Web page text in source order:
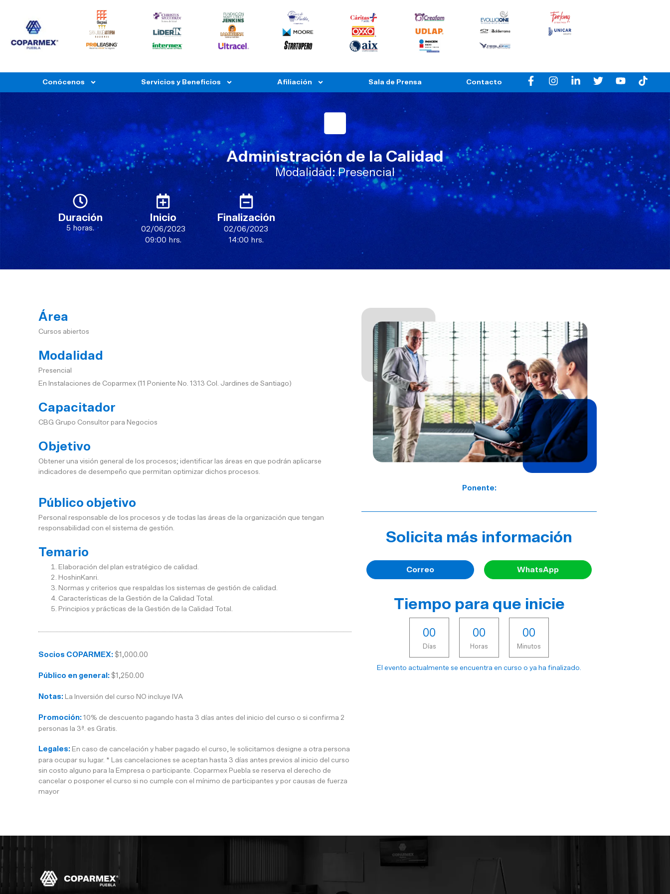
Conócenos Servicios y Beneficios Afiliación Sala de Prensa Contacto
Administración de la Calidad
Modalidad: Presencial
Duración
5 horas.
Inicio
02/06/2023
09:00 hrs.
Finalización
02/06/2023
14:00 hrs.
Área
Cursos abiertos
Modalidad
Presencial
En Instalaciones de Coparmex (11 Poniente No. 1313 Col. Jardines de Santiago)
Capacitador
CBG Grupo Consultor para Negocios
Objetivo
Obtener una visión general de los procesos; identificar las áreas en que podrán aplicarse
indicadores de desempeño que permitan optimizar dichos procesos.
Público objetivo
Personal responsable de los procesos y de todas las áreas de la organización que tengan
responsabilidad con el sistema de gestión.
Temario
Elaboración del plan estratégico de calidad.
HoshinKanri.
Normas y criterios que respaldas los sistemas de gestión de calidad.
Características de la Gestión de la Calidad Total.
Principios y prácticas de la Gestión de la Calidad Total.
Socios COPARMEX: $1,000.00
Público en general: $1,250.00
Notas: La Inversión del curso NO incluye IVA
Promoción: 10% de descuento pagando hasta 3 días antes del inicio del curso o si confirma 2
personas la 3ª. es Gratis.
Legales: En caso de cancelación y haber pagado el curso, le solicitamos designe a otra persona
para ocupar su lugar. * Las cancelaciones se aceptan hasta 3 días antes previos al inicio del curso
sin costo alguno para la Empresa o participante. Coparmex Puebla se reserva el derecho de
cancelar o posponer el curso si no cumple con el mínimo de participantes y por causas de fuerza
mayor
Ponente:
Solicita más información
Correo WhatsApp
Tiempo para que inicie
00
Días
00
Horas
00
Minutos
El evento actualmente se encuentra en curso o ya ha finalizado.